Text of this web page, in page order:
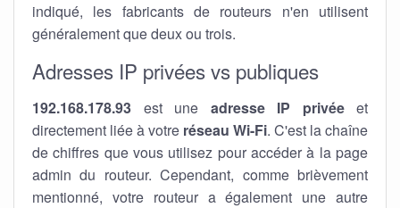
indiqué, les fabricants de routeurs n'en utilisent
généralement que deux ou trois.
Adresses IP privées vs publiques
192.168.178.93 est une adresse IP privéeet
directement liée à votre réseau Wi-Fi. C'est la chaîne
de chiffres que vous utilisez pour accéder à la page
admin du routeur. Cependant, comme brièvement
mentionné, votre routeur a également une autre